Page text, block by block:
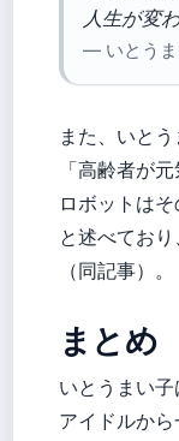
人生が変
— いとうま
また、いと
「高齢者が
ロボットはそ
と述べてお
（同記事）。
まとめ
いとうまい子
アイドルから